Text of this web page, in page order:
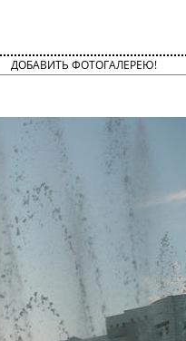
ДОБАВИТЬ ФОТОГАЛЕРЕЮ!